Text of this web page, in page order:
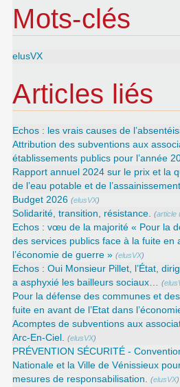
Mots-clés
elusVX
Articles liés
Echos : les vrais causes de
Attribution des subventions aux
établissements publics pour l’année
Rapport annuel 2024 sur le prix et la
de l’eau potable et de
Budget 2026 (elusVX)
Solidarité, transition, résistance. (article
Echos : vœu de la majorité « Pour la
des services publics face à la fuite en
l’économie de guerre » (elusVX)
Echos : Oui Monsieur Pillet, l’État,
a asphyxié les bailleurs sociaux… (
Pour la défense des communes et
fuite en avant de l’Etat dans
Acomptes de subventions aux
Arc-En-Ciel. (elusVX)
PRÉVENTION SÉCURITÉ -
Nationale et la Ville de Vénissieux
mesures de responsabilisation. (elusVX)